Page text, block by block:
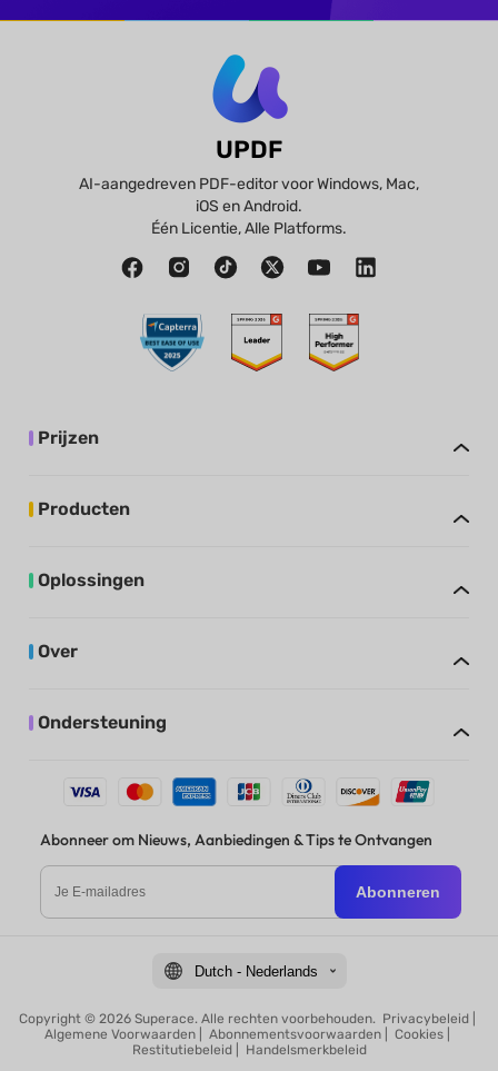
UPDF
AI-aangedreven PDF-editor voor Windows, Mac,
iOS en Android.
Één Licentie, Alle Platforms.
Prijzen
Producten
Oplossingen
Over
Ondersteuning
Abonneer om Nieuws, Aanbiedingen & Tips te Ontvangen
Abonneren
Dutch - Nederlands
Copyright © 2026 Superace. Alle rechten voorbehouden. Privacybeleid
Algemene Voorwaarden
Abonnementsvoorwaarden Cookies
Restitutiebeleid
Handelsmerkbeleid